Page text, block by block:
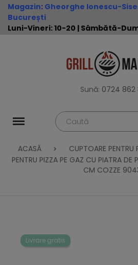
Magazin: Gheorghe Ionescu-
București
Luni-Vineri: 10-20 | Sâmbătă-
Sună: 0724 862
ACASĂ
CUPTOARE PENTRU
PENTRU PIZZA PE GAZ CU PIATRA DE
CM COZZE
Livrare gratis